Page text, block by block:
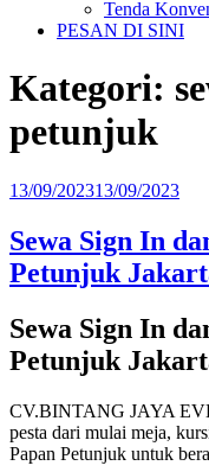
Tenda
PESAN DI SINI
Kategori:
petunjuk
Diposkan
13/09/202313/09/2023
Sewa Sign In
Petunjuk
Sewa Sign In
Petunjuk
CV.BINTANG JAYA
pesta dari mulai meja,
Papan Petunjuk untuk